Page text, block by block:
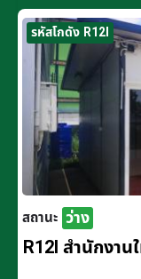
รหัสโกดัง R12I
สถานะ ว่าง
R12I สำนักงาน